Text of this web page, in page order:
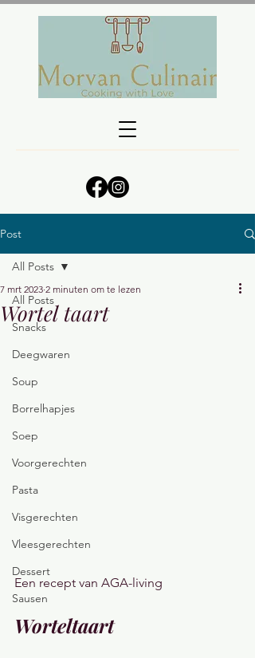
Post
All Posts
Snacks
Deegwaren
Soup
Borrelhapjes
Soep
Voorgerechten
Pasta
Visgerechten
Vleesgerechten
Dessert
Sausen
All Posts
Wortel taart
7 mrt 2023 2 minuten om te lezen
Een recept van AGA-living
Worteltaart